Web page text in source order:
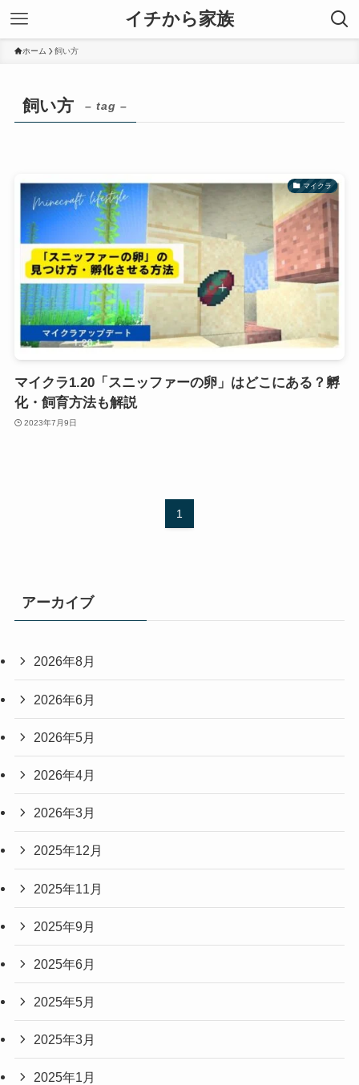
イチから家族
ホーム 飼い方
飼い方 – tag –
マイクラ
マイクラ1.20「スニッファーの卵」はどこにある？孵
化・飼育方法も解説
2023年7月9日
1
アーカイブ
2026年8月
2026年6月
2026年5月
2026年4月
2026年3月
2025年12月
2025年11月
2025年9月
2025年6月
2025年5月
2025年3月
2025年1月